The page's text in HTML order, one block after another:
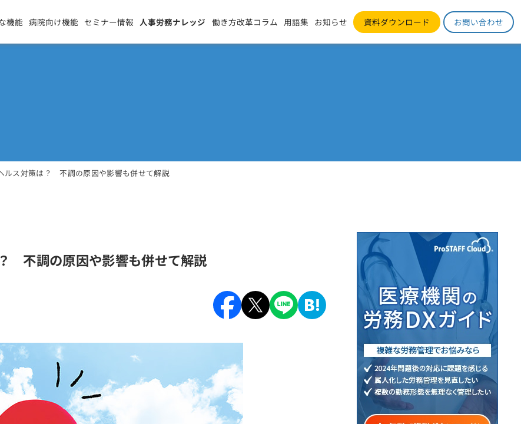
機能 病院向け機能 セミナー情報 人事労務ナレッジ 働き方改革コラム 用語集 お知らせ 資料ダウンロード お問い合わせ
ルス対策は？ 不調の原因や影響も併せて解説
不調の原因や影響も併せて解説